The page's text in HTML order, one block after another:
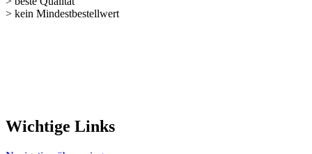
Wichtige Links
Non Woven u. Woven Taschen (203)
Geschenke verpacken (301)